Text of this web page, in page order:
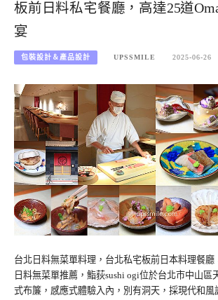
板前日料私宅餐廳，高達25道
宴
包裝設計＆產品設計 UPSSMILE 2025-06-26
台北日料無菜單料理，台北私宅板前日本料理餐廳
日料無菜單推薦，鮨荻sushi ogi位於台北市中山區
式布簾，感應式體驗入內，別有洞天，採現代和風